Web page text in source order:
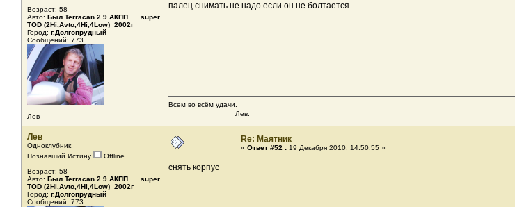
Возраст: 58
Авто: Был Terracan 2.9 АКПП super
TOD (2Hi,Avto,4Hi,4Low) 2002г
Город: г.Долгопрудный
Сообщений: 773
Лев
палец снимать не надо если он не болтается
Всем во всём удачи.
Лев.
Лев
Одноклубник
Познавший Истину
Offline
Возраст: 58
Авто: Был Terracan 2.9 АКПП super
TOD (2Hi,Avto,4Hi,4Low) 2002г
Город: г.Долгопрудный
Сообщений: 773
Re: Маятник
« Ответ #52 : 19 Декабря 2010, 14:50:55 »
снять корпус